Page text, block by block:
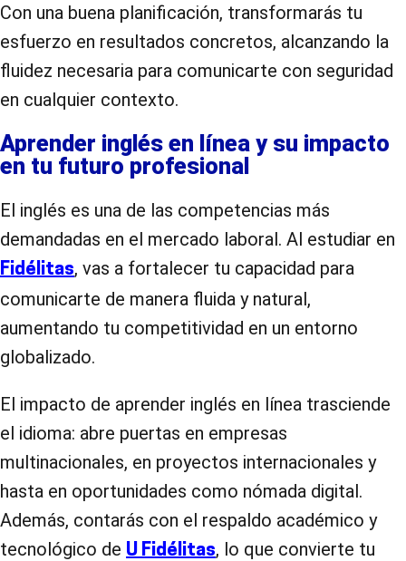
Con una buena planificación, transformarás tu
esfuerzo en resultados concretos, alcanzando la
fluidez necesaria para comunicarte con seguridad
en cualquier contexto.
Aprender inglés en línea y su impacto
en tu futuro profesional
El inglés es una de las competencias más
demandadas en el mercado laboral. Al estudiar en
Fidélitas, vas a fortalecer tu capacidad para
comunicarte de manera fluida y natural,
aumentando tu competitividad en un entorno
globalizado.
El impacto de aprender inglés en línea trasciende
el idioma: abre puertas en empresas
multinacionales, en proyectos internacionales y
hasta en oportunidades como nómada digital.
Además, contarás con el respaldo académico y
tecnológico de U Fidélitas, lo que convierte tu